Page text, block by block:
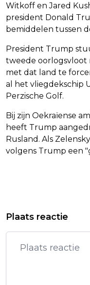
Witkoff en Jared
president Donald
bemiddelen tussen
President Trump
tweede oorlogsvloot
met dat land te
al het vliegdekschip
Perzische Golf.
Bij zijn Oekraïense
heeft Trump
Rusland. Als
volgens Trump een
FOSSIELEN
COSTA RICA
Plaats reactie